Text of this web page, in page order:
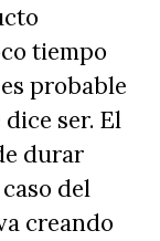
tiempo
probable
ser. El
durar
del
creando